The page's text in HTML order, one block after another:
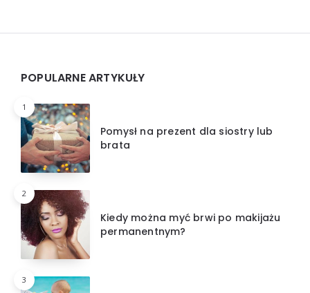
Widgets
POPULARNE ARTYKUŁY
1
Pomysł na prezent dla siostry lub
brata
2
Kiedy można myć brwi po makijażu
permanentnym?
3